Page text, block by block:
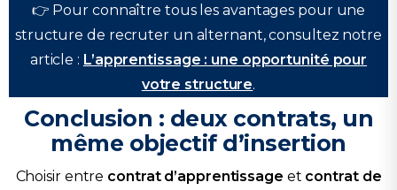
👉 Pour connaître tous les avantages pour une
structure de recruter un alternant, consultez notre
article : L’apprentissage : une opportunité pour
votre structure.
Conclusion : deux contrats, un
même objectif d’insertion
Choisir entre contrat d’apprentissage et contrat de